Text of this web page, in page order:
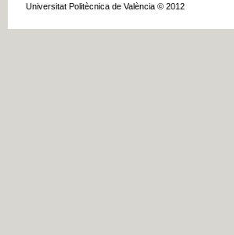
Universitat Politècnica de València © 2012